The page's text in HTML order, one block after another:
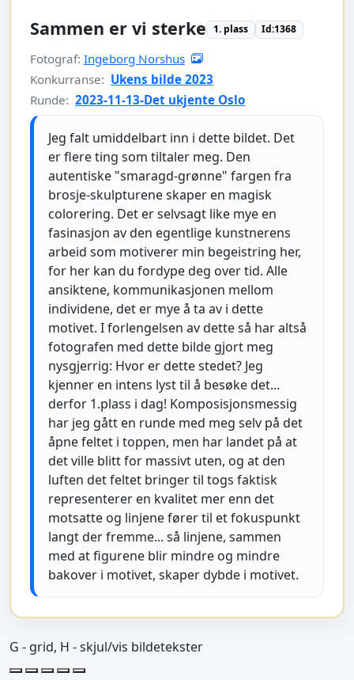
Sammen er vi sterke 1. plass Id:1368
Fotograf: Ingeborg Norshus
Konkurranse: Ukens bilde 2023
Runde: 2023-11-13-Det ukjente Oslo
Jeg falt umiddelbart inn i dette bildet. Det
er flere ting som tiltaler meg. Den
autentiske "smaragd-grønne" fargen fra
brosje-skulpturene skaper en magisk
colorering. Det er selvsagt like mye en
fasinasjon av den egentlige kunstnerens
arbeid som motiverer min begeistring her,
for her kan du fordype deg over tid. Alle
ansiktene, kommunikasjonen mellom
individene, det er mye å ta av i dette
motivet. I forlengelsen av dette så har altså
fotografen med dette bilde gjort meg
nysgjerrig: Hvor er dette stedet? Jeg
kjenner en intens lyst til å besøke det...
derfor 1.plass i dag! Komposisjonsmessig
har jeg gått en runde med meg selv på det
åpne feltet i toppen, men har landet på at
det ville blitt for massivt uten, og at den
luften det feltet bringer til togs faktisk
representerer en kvalitet mer enn det
motsatte og linjene fører til et fokuspunkt
langt der fremme... så linjene, sammen
med at figurene blir mindre og mindre
bakover i motivet, skaper dybde i motivet.
G - grid, H - skjul/vis bildetekster